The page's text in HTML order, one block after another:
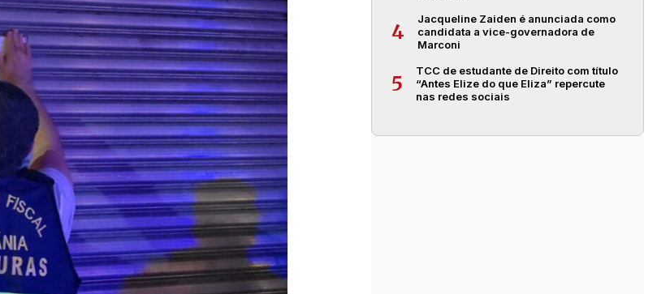
4
Jacqueline Zaiden é anunciada como
candidata a vice-governadora de
Marconi
5
TCC de estudante de Direito com título
“Antes Elize do que Eliza” repercute
nas redes sociais